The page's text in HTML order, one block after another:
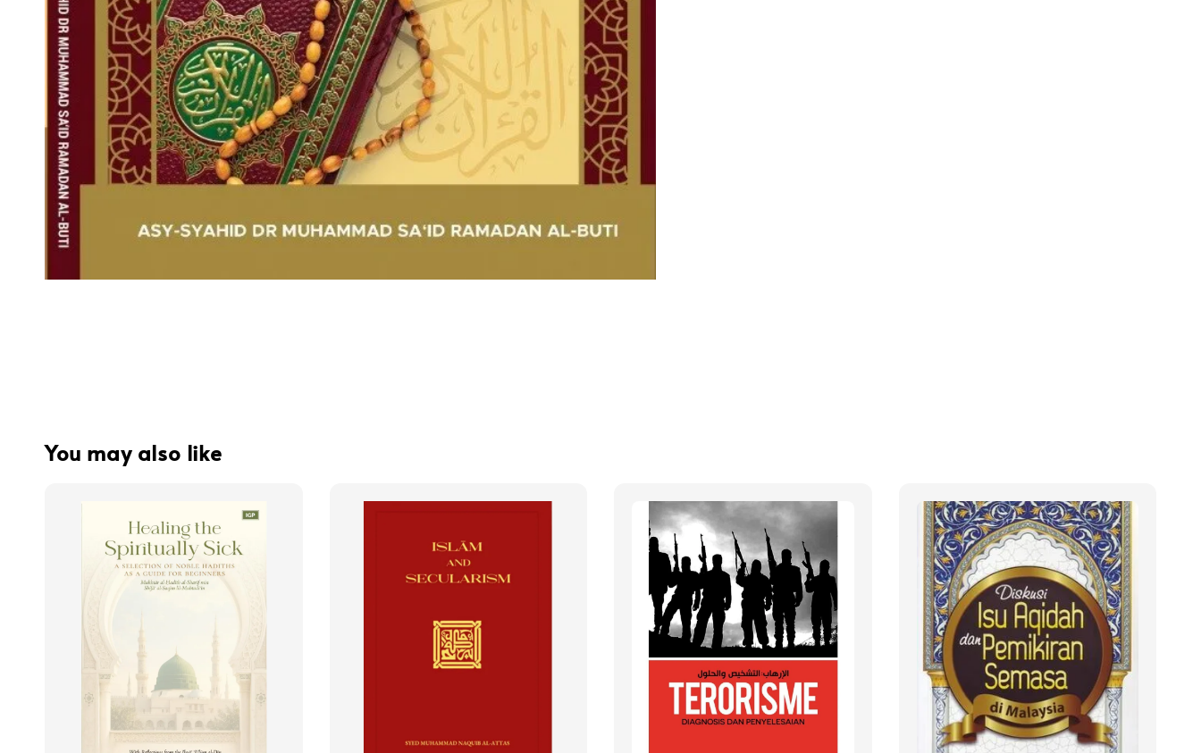
You may also like